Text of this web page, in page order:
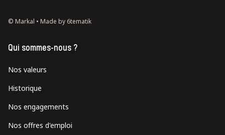
© Markal • Made by 6tematik
Qui sommes-nous ?
Nos valeurs
Historique
Nos engagements
Nos offres d'emploi